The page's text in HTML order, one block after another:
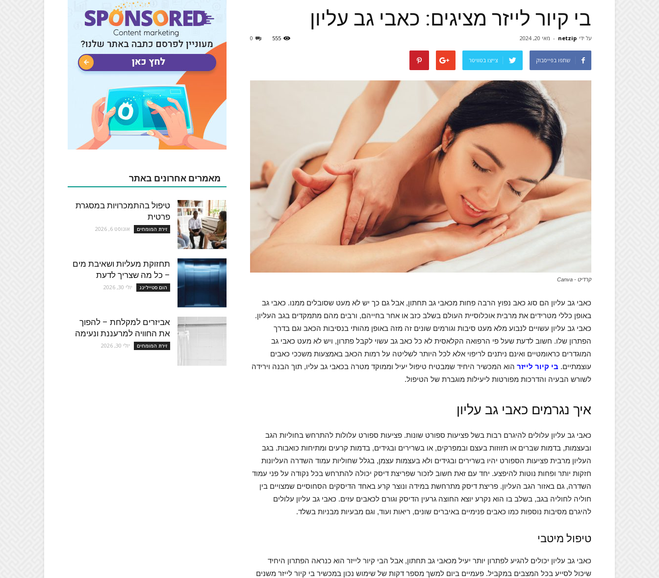
בי קיור לייזר מציגים: כאבי גב עליון
על ידי netzip
- מאי 20, 2024 0 555
שתפו בפייסבוק צייצו בטוויטר
קרדיט - Canva
כאבי גב עליון הם סוג כאב נפוץ הרבה פחות מכאבי גב תחתון, אבל גם כך יש לא מעט שסובלים ממנו. כאבי גב
באופן כללי מטרידים את מרבית אוכלוסיית העולם בשלב כזב או אחר בחייהם, ורבים מהם מתמקדים בגב העליון.
כאבי גב עליון עשויים לנבוע מלא מעט סיבות וגורמים שונים זה מזה באופן מהותי בנסיבות הכאב וגם בדרך
הפתרון שלו. חשוב לדעת שעל פי הרפואה הקלאסית לא כל כאב גב עשוי לקבל פתרון, ויש לא מעט כאבי גב
המוגדרים כראומטיים ואינם ניתנים לריפוי אלא לכל היותר לשליטה על רמות הכאב באמצעות משככי כאבים
עוצמתיים. בי קיור לייזר הוא המכשיר היחיד שמבטיח טיפול יעיל וממוקד מטרה בכאבי גב עליו, תוך הבנה וירידה
לשורש הבעיה והדרכות מפורטות ליעילות מוגברת של הטיפול.
איך נגרמים כאבי גב עליון
כאבי גב עליון עלולים להיגרם רבות בשל פציעות ספורט שונות. פציעות ספורט עלולות להתרחש בחוליות הגב
ובעצמות, בדמות שברים או תזוזות בעצם ובמפרקים, או בשרירים ובגידים, בדמות קרעים ומתיחות כואבות. בגב
העליון מרבית פציעות הספורט יהיו בשרירים ובגידים ולא בעצמות עצמן, בגלל שחוליות עמוד השדרה העליונות
חזקות יותר ופחות נוטות להיפצע. יחד עם זאת חשוב לזכור שפריצת דיסק יכולה להתרחש בכל נקודה על פני עמוד
השדרה, גם באזור הגב העליון. פריצת דיסק מתרחשת במידה ונוצר קרע באחד הדיסקים הסחוסיים שמצויים בין
חוליה לחוליה בגב, בשלב בו הוא נקרע יוצא החוצה גרעין הדיסק וגורם לכאבים עזים. כאבי גב עליון עלולים
להיגרם מסיבות נוספות כמו כאבים פנימיים באיברים שונים, ריאות ועוד, וגם מבעיות מבניות בשלד.
טיפול מיטבי
כאבי גב עליון יכולים להגיע לפתרון יותר יעיל מכאבי גב תחתון, אבל הבי קיור לייזר הוא כנראה הפתרון היחיד
שיכול לסייע בכל המצבים במקביל. פעמיים ביום למשך מספר דקות של שימוש נכון במכשיר בי קיור לייזר משנים
מאמרים אחרונים באתר
טיפול בהתמכרויות במסגרת
פרטית
זירת המומחים אוגוסט 6, 2026
תחזוקת מעליות ושאיבת מים
– כל מה שצריך לדעת
הום סטיילינג יולי 30, 2026
אביזרים למקלחת – להפוך
את החוויה למרעננת ונעימה
זירת המומחים יולי 30, 2026